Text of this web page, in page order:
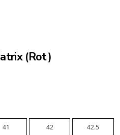
(Rot)
41 42 42.5